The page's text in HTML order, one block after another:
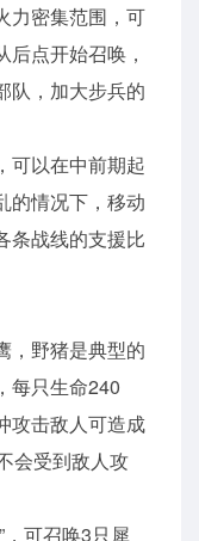
力密集范围，可
点开始召唤，
队，加大步兵的
可以在中前期起
的情况下，移动
条战线的支援比
，野猪是典型的
每只生命240
攻击敌人可造成
会受到敌人攻
，可召唤3只犀